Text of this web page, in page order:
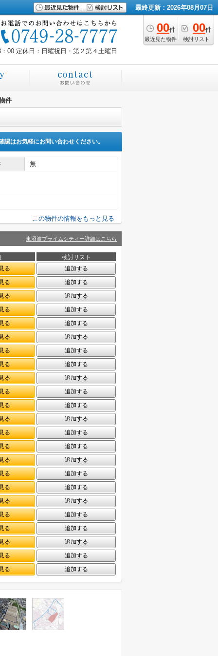
最終更新：2026年08月07日
00件
最近見た物件
00件
検討リスト
00 定休日：日曜祝日・第２第４土曜日
件
認はお気軽にお問い合わせください。
無
この物件の情報をもっと見る
東沼波プライムシティー詳細はこちら
検討リスト
る
追加する
る
追加する
る
追加する
る
追加する
る
追加する
る
追加する
る
追加する
る
追加する
る
追加する
る
追加する
る
追加する
る
追加する
る
追加する
る
追加する
る
追加する
る
追加する
る
追加する
る
追加する
る
追加する
る
追加する
る
追加する
る
追加する
る
追加する